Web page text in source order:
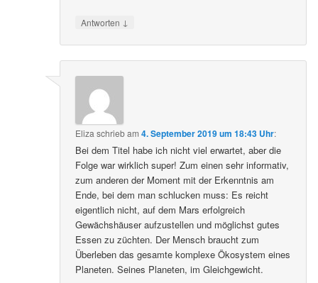
Antworten ↓
Eliza schriebam4. September 2019 um 18:43 Uhr:
Bei dem Titel habe ich nicht viel erwartet, aber die
Folge war wirklich super! Zum einen sehr informativ,
zum anderen der Moment mit der Erkenntnis am
Ende, bei dem man schlucken muss: Es reicht
eigentlich nicht, auf dem Mars erfolgreich
Gewächshäuser aufzustellen und möglichst gutes
Essen zu züchten. Der Mensch braucht zum
Überleben das gesamte komplexe Ökosystem eines
Planeten. Seines Planeten, im Gleichgewicht.